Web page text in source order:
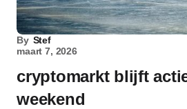
By Stef
maart 7, 2026
cryptomarkt blijft
weekend